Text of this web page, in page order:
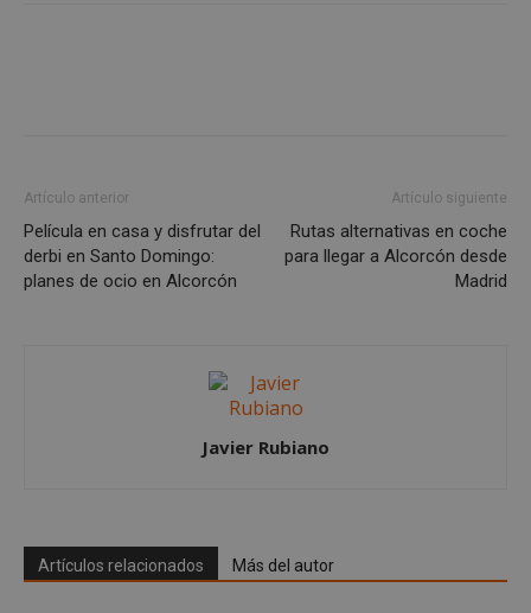
Artículo anterior
Película en casa y disfrutar del
derbi en Santo Domingo:
planes de ocio en Alcorcón
Artículo siguiente
Rutas alternativas en coche
para llegar a Alcorcón desde
Madrid
Javier Rubiano
Artículos relacionados Más del autor
__cf_bm
.twitter.com